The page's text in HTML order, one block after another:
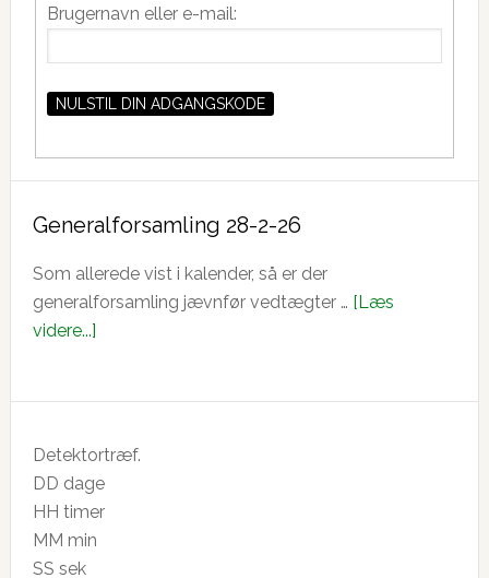
Sidebar
Brugernavn eller e-mail:
Generalforsamling 28-2-26
Som allerede vist i kalender, så er der
generalforsamling jævnfør vedtægter … [Læs
videre...]om
Detektortræf.
DD dage
HH timer
MM min
SS sek